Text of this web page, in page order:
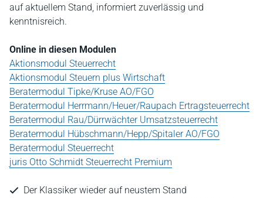
auf aktuellem Stand, informiert zuverlässig und
kenntnisreich.
Online in diesen Modulen
Aktionsmodul Steuerrecht
Aktionsmodul Steuern plus Wirtschaft
Beratermodul Tipke/Kruse AO/FGO
Beratermodul Herrmann/Heuer/Raupach Ertragsteuerrecht
Beratermodul Rau/Dürrwächter Umsatzsteuerrecht
Beratermodul Hübschmann/Hepp/Spitaler AO/FGO
Beratermodul Steuerrecht
juris Otto Schmidt Steuerrecht Premium
Der Klassiker wieder auf neustem Stand